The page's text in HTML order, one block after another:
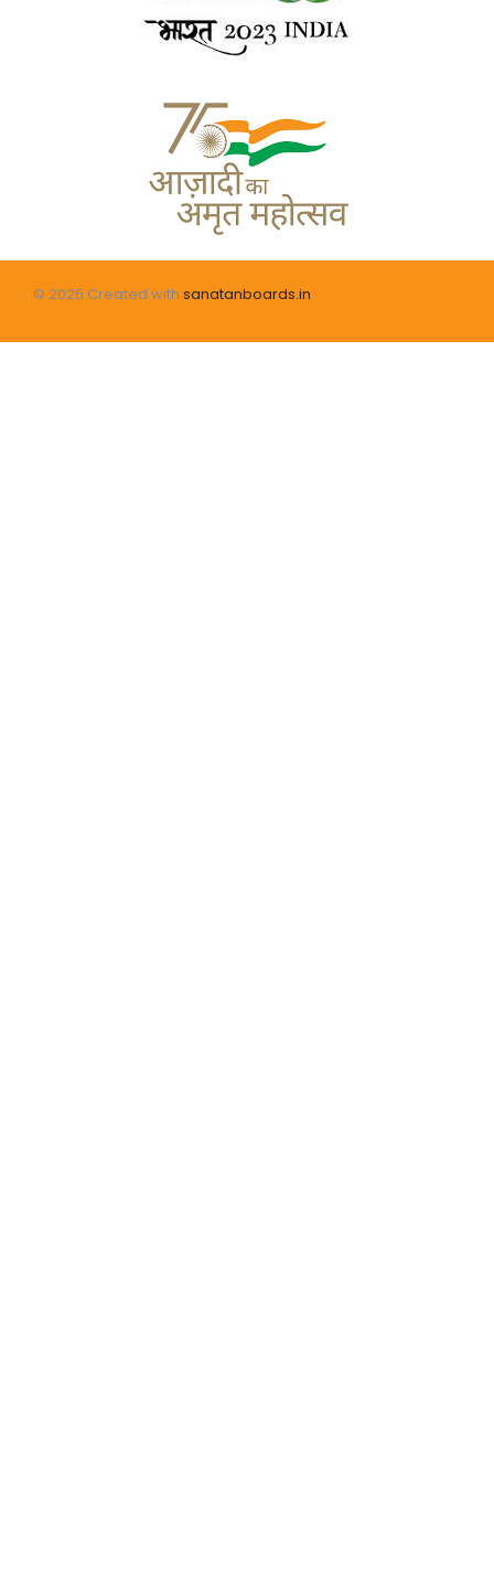
© 2025 Created with sanatanboards.in